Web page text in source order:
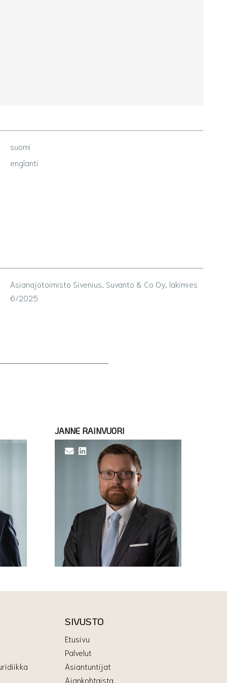
suomi
englanti
Asianajotoimisto Sivenius, Suvanto & Co Oy, lakimies
6/2025
JANNE RAINVUORI
SIVUSTO
Etusivu
Palvelut
Asiantuntijat
Ajankohtaista